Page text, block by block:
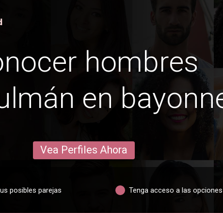
hombres
en
Vea Perfiles Ahora
posibles parejas Tenga acceso a las